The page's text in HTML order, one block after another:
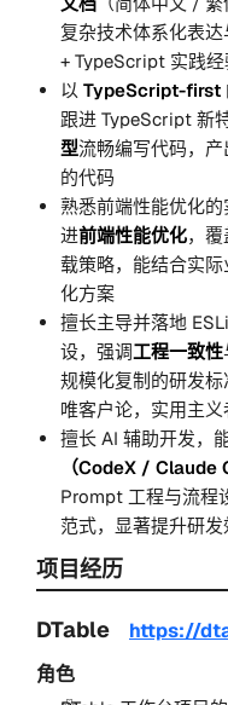
复杂技术体系化表
+ TypeScript 实践经
以 TypeScript-first
跟进 TypeScript 新
型流畅编写代码，
的代码
熟悉前端性能优化
进前端性能优化，
载策略，能结合实
化方案
擅长主导并落地
设，强调工程一致性
规模化复制的研发标
唯客户论，实用主义
擅长 AI 辅助开发，
（CodeX / Claude
Prompt 工程与流程
范式，显著提升研
项目经历
DTable
https://
角色